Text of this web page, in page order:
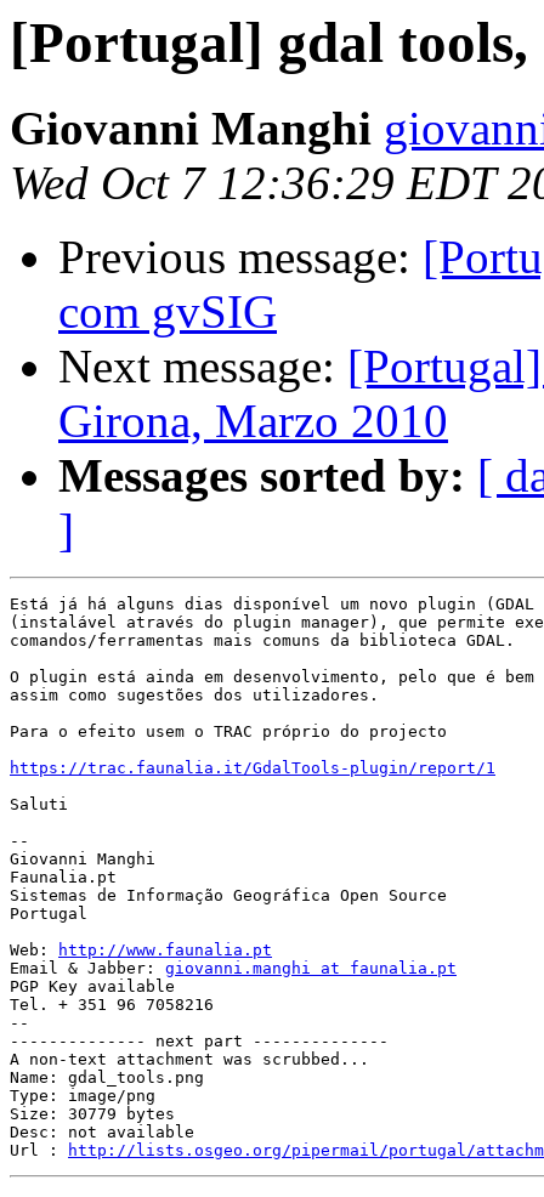
[Portugal] gdal
Giovanni Manghi
Wed Oct 7 12:36:29 EDT
Previous message:
com gvSIG
Next message:
Girona, Marzo 2010
Messages sorted by: [
]
Está já há alguns dias disponível um novo plugin (GDAL
(instalável através do plugin manager), que permite
comandos/ferramentas mais comuns da biblioteca GDAL.
O plugin está ainda em desenvolvimento, pelo que é
assim como sugestões dos utilizadores.
Para o efeito usem o TRAC próprio do projecto
https://trac.faunalia.it/GdalTools-plugin/report/1
Saluti
--
Giovanni Manghi
Faunalia.pt
Sistemas de Informação Geográfica Open Source
Portugal
Web:
http://www.faunalia.pt
Email & Jabber: giovanni.manghi at faunalia.pt
PGP Key available
Tel. + 351 96 7058216
--
-------------- next part --------------
A non-text attachment was scrubbed...
Name: gdal_tools.png
Type: image/png
Size: 30779 bytes
Desc: not available
Url :
http://lists.osgeo.org/pipermail/portugal/